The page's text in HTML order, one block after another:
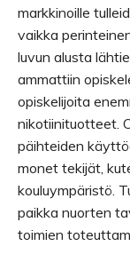
markkinoille
vaikka
luvun alusta
ammattiin
opiskelijoita
nikotiinituotteet.
päihteiden
monet tekijät,
kouluympäristö.
paikka nuorten
toimien